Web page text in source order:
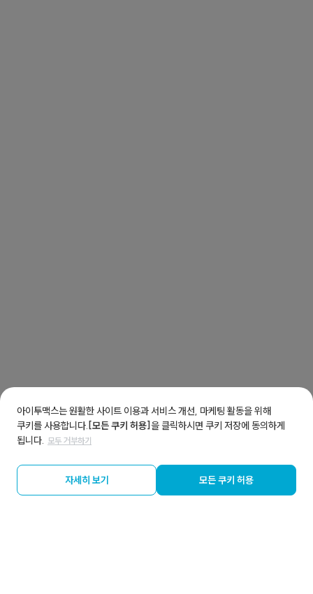
아이투맥스는 원활한 사이트 이용과 서비스 개선, 마케팅 활동을 위해
쿠키를 사용합니다. [모든 쿠키 허용]을 클릭하시면 쿠키 저장에 동의하게
됩니다. 모두 거부하기
자세히 보기 모든 쿠키 허용